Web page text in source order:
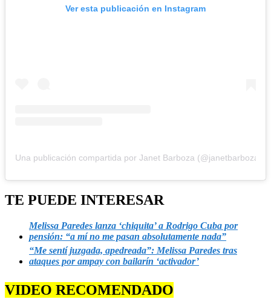
Ver esta publicación en Instagram
Una publicación compartida por Janet Barboza (@janetbarbozaa)
TE PUEDE INTERESAR
Melissa Paredes lanza ‘chiquita’ a Rodrigo Cuba por
pensión: “a mí no me pasan absolutamente nada”
“Me sentí juzgada, apedreada”: Melissa Paredes tras
ataques por ampay con bailarín ‘activador’
VIDEO RECOMENDADO